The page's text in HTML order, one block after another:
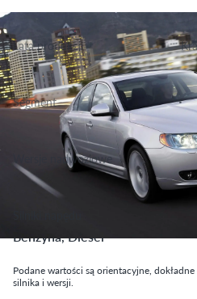
Lata produkcji
2006-2016
Segment
Grupa Podstawowa, Klasa
Wersje nadwoziowe
Sedan
Benzyna, Diesel
Podane wartości są orientacyjne,
silnika i wersji.